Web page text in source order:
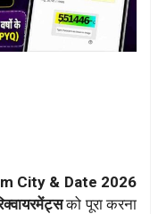
City & Date 2026
को पूरा करना